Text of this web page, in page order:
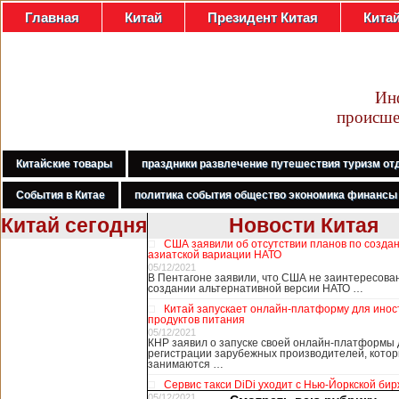
Главная Китай Президент Китая
Китайские товары праздники развлечение путешествия туризм
События в Китае политика события общество экономика финансы
Китай сегодня Новости Китая
США заявили об отсутствии планов по
азиатской вариации НАТО
05/12/2021
В Пентагоне заявили, что США не
создании альтернативной версии НАТО …
Китай запускает онлайн-платформу для
продуктов питания
05/12/2021
КНР заявил о запуске своей онлайн-платформы
регистрации зарубежных производителей,
занимаются …
Сервис такси DiDi уходит с Нью-Йоркской